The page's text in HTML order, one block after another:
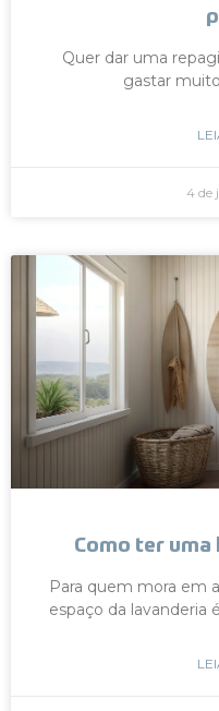
Quer dar uma
gastar
4 de
Como ter uma
Para quem mora em
espaço da